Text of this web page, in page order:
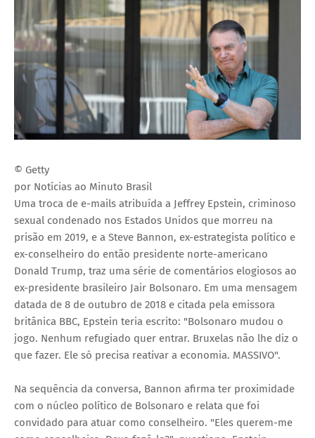
© Getty
por Notícias ao Minuto Brasil
Uma troca de e-mails atribuída a Jeffrey Epstein, criminoso
sexual condenado nos Estados Unidos que morreu na
prisão em 2019, e a Steve Bannon, ex-estrategista político e
ex-conselheiro do então presidente norte-americano
Donald Trump, traz uma série de comentários elogiosos ao
ex-presidente brasileiro Jair Bolsonaro. Em uma mensagem
datada de 8 de outubro de 2018 e citada pela emissora
britânica BBC, Epstein teria escrito: "Bolsonaro mudou o
jogo. Nenhum refugiado quer entrar. Bruxelas não lhe diz o
que fazer. Ele só precisa reativar a economia. MASSIVO".
Na sequência da conversa, Bannon afirma ter proximidade
com o núcleo político de Bolsonaro e relata que foi
convidado para atuar como conselheiro. "Eles querem-me